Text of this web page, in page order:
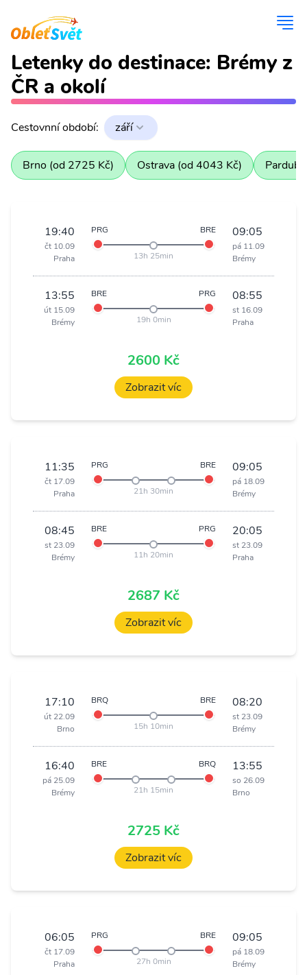
Letenky do destinace: Brémy z
ČR a okolí
Cestovnní období: září
Brno (od 2725 Kč) Ostrava (od 4043 Kč)
19:40
čt 10.09
Praha
PRG BRE
13h 25min
09:05
pá 11.09
Brémy
13:55
út 15.09
Brémy
BRE PRG
19h 0min
08:55
st 16.09
Praha
2600 Kč
Zobrazit víc
11:35
čt 17.09
Praha
PRG BRE
21h 30min
09:05
pá 18.09
Brémy
08:45
st 23.09
Brémy
BRE PRG
11h 20min
20:05
st 23.09
Praha
2687 Kč
Zobrazit víc
17:10
út 22.09
Brno
BRQ BRE
15h 10min
08:20
st 23.09
Brémy
16:40
pá 25.09
Brémy
BRE BRQ
21h 15min
13:55
so 26.09
Brno
2725 Kč
Zobrazit víc
06:05
čt 17.09
Praha
PRG BRE
27h 0min
09:05
pá 18.09
Brémy